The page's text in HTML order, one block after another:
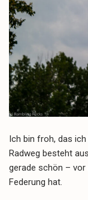
Ich bin froh, das
Radweg besteht
gerade schön – vor
Federung hat.